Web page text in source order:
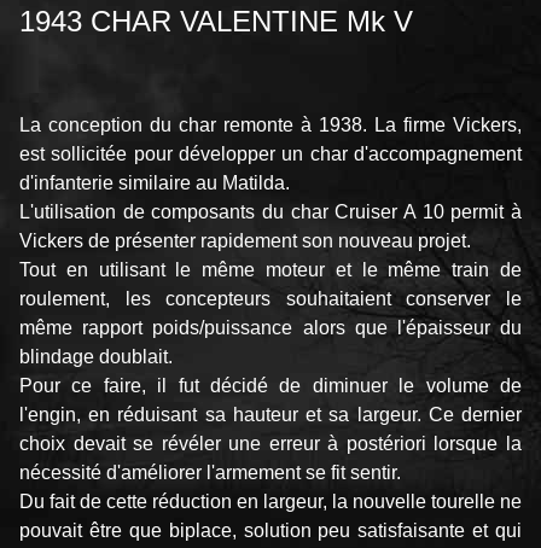
1943 CHAR VALENTINE Mk V
La conception du char remonte à 1938. La firme Vickers,
est sollicitée pour développer un char d'accompagnement
d'infanterie similaire au Matilda.
L'utilisation de composants du char Cruiser A 10 permit à
Vickers de présenter rapidement son nouveau projet.
Tout en utilisant le même moteur et le même train de
roulement, les concepteurs souhaitaient conserver le
même rapport poids/puissance alors que l'épaisseur du
blindage doublait.
Pour ce faire, il fut décidé de diminuer le volume de
l'engin, en réduisant sa hauteur et sa largeur. Ce dernier
choix devait se révéler une erreur à postériori lorsque la
nécessité d'améliorer l'armement se fit sentir.
Du fait de cette réduction en largeur, la nouvelle tourelle ne
pouvait être que biplace, solution peu satisfaisante et qui